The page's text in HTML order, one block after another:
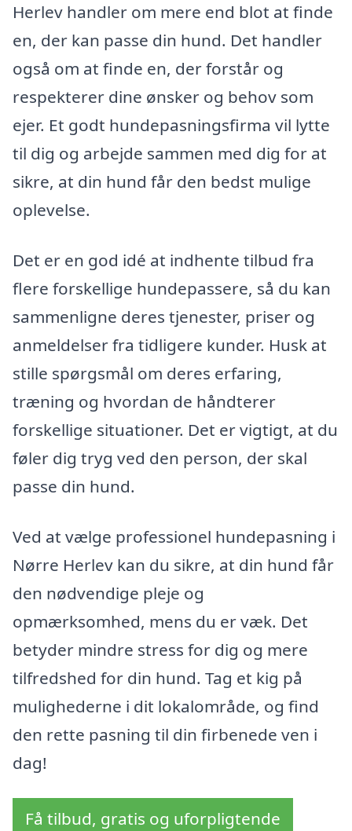
Herlev handler om mere end blot at finde
en, der kan passe din hund. Det handler
også om at finde en, der forstår og
respekterer dine ønsker og behov som
ejer. Et godt hundepasningsfirma vil lytte
til dig og arbejde sammen med dig for at
sikre, at din hund får den bedst mulige
oplevelse.
Det er en god idé at indhente tilbud fra
flere forskellige hundepassere, så du kan
sammenligne deres tjenester, priser og
anmeldelser fra tidligere kunder. Husk at
stille spørgsmål om deres erfaring,
træning og hvordan de håndterer
forskellige situationer. Det er vigtigt, at du
føler dig tryg ved den person, der skal
passe din hund.
Ved at vælge professionel hundepasning i
Nørre Herlev kan du sikre, at din hund får
den nødvendige pleje og
opmærksomhed, mens du er væk. Det
betyder mindre stress for dig og mere
tilfredshed for din hund. Tag et kig på
mulighederne i dit lokalområde, og find
den rette pasning til din firbenede ven i
dag!
Få tilbud, gratis og uforpligtende